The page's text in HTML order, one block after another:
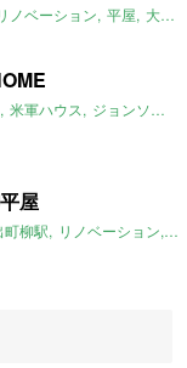
ノベーション 平屋 大文字山
米軍ハウス ジョンソンタウン
屋
町柳駅 リノベーション